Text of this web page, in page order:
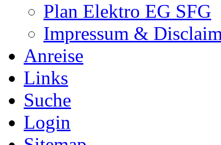
Plan Elektro EG SFG
Impressum &
Anreise
Links
Suche
Login